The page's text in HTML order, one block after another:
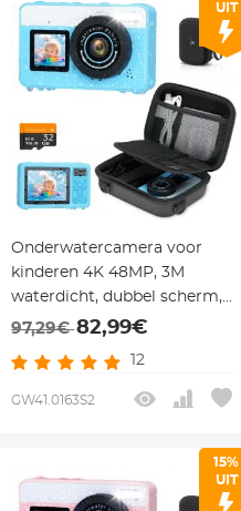
UIT
Onderwatercamera voor
kinderen 4K 48MP, 3M
waterdicht, dubbel scherm,
voor snorkelen zwemmen,
Kentfaith
97,29€82,99€
12
GW41.0163S2
15%
UIT